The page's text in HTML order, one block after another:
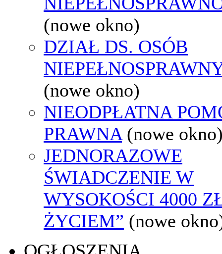
(nowe okno)
DZIAŁ DS. OSÓB
(nowe okno)
NIEODPŁATNA
PRAWNA (nowe
JEDNORAZOWE
ŚWIADCZENIE W
WYSOKOŚCI 4000
ŻYCIEM” (nowe